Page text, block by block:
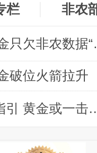
栏 非农
领峰金
破位火箭拉升
领峰金评：静待小